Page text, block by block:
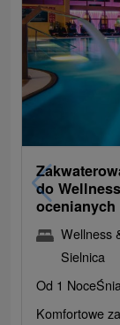
do
Wellness
Sielnica
Od 1 Noce
Komfortowe